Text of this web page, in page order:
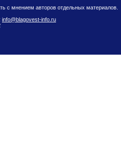
с мнением авторов отдельных материалов.
info@blagovest-info.ru